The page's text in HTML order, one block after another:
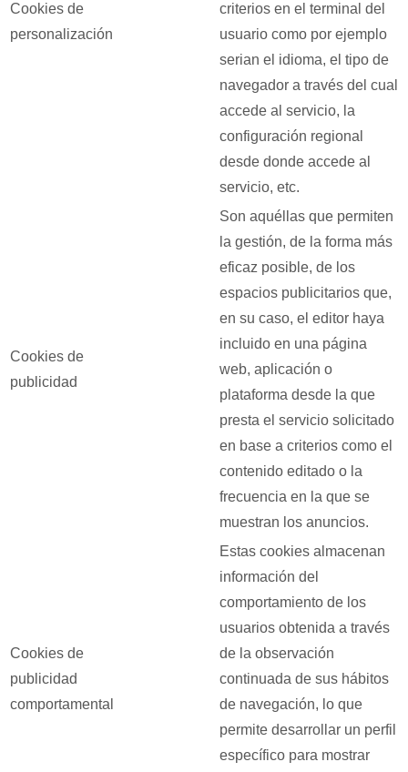
Cookies de
personalización
criterios en el terminal del
usuario como por ejemplo
serian el idioma, el tipo de
navegador a través del cual
accede al servicio, la
configuración regional
desde donde accede al
servicio, etc.
Cookies de
publicidad
Son aquéllas que permiten
la gestión, de la forma más
eficaz posible, de los
espacios publicitarios que,
en su caso, el editor haya
incluido en una página
web, aplicación o
plataforma desde la que
presta el servicio solicitado
en base a criterios como el
contenido editado o la
frecuencia en la que se
muestran los anuncios.
Cookies de
publicidad
comportamental
Estas cookies almacenan
información del
comportamiento de los
usuarios obtenida a través
de la observación
continuada de sus hábitos
de navegación, lo que
permite desarrollar un perfil
específico para mostrar